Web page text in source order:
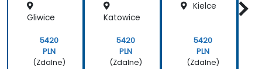
Gliwice
5420
PLN
(Zdalne)
Katowice
5420
PLN
(Zdalne)
Kielce
5420
PLN
(Zdalne)